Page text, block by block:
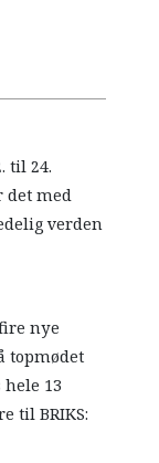
til 24.
det med
verden
nye
topmødet
13
til BRIKS: